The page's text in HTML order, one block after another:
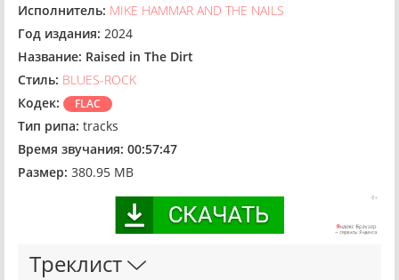
Исполнитель: MIKE HAMMAR AND THE NAILS
Год издания: 2024
Название: Raised in The Dirt
Стиль: BLUES-ROCK
Кодек:
FLAC
Тип рипа: tracks
Время звучания: 00:57:47
Размер: 380.95 MB
Треклист